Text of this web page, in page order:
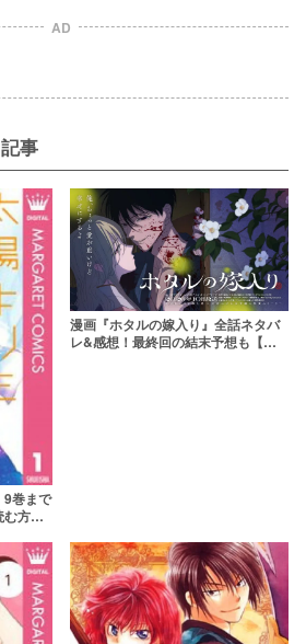
AD
事
9巻まで
方法
漫画『ホタルの嫁入り』全話ネタバ
レ&感想！最終回の結末予想も【ア